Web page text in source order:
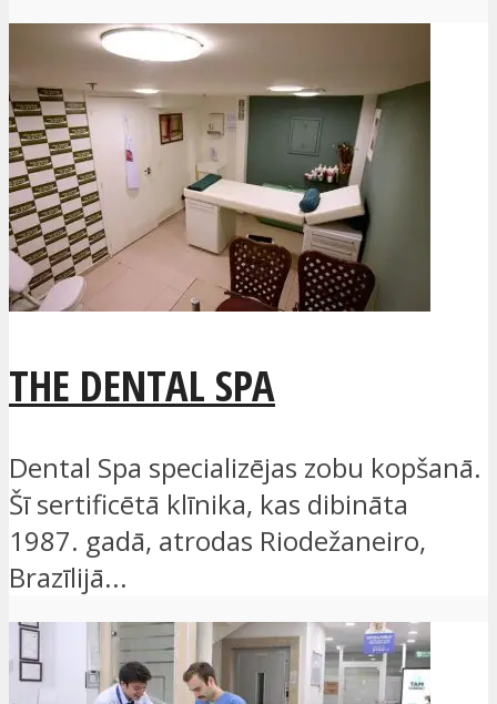
THE DENTAL SPA
Dental Spa specializējas zobu kopšanā.
Šī sertificētā klīnika, kas dibināta
1987. gadā, atrodas Riodežaneiro,
Brazīlijā...